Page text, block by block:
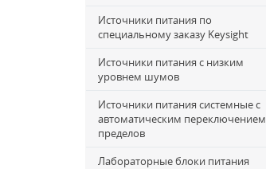
Источники питания по
специальному заказу Keysight
Источники питания с низким
уровнем шумов
Источники питания системные с
автоматическим переключением
пределов
Лабораторные блоки питания